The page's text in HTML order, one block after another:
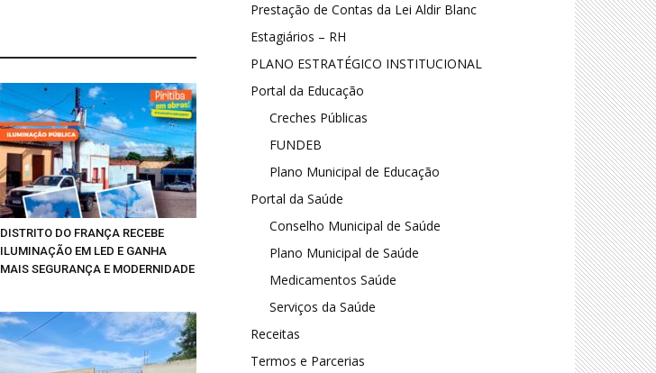
DISTRITO DO FRANÇA RECEBE
ILUMINAÇÃO EM LED E GANHA
MAIS SEGURANÇA E MODERNIDADE
Prestação de Contas da Lei Aldir Blanc
Estagiários – RH
PLANO ESTRATÉGICO INSTITUCIONAL
Portal da Educação
Creches Públicas
FUNDEB
Plano Municipal de Educação
Portal da Saúde
Conselho Municipal de Saúde
Plano Municipal de Saúde
Medicamentos Saúde
Serviços da Saúde
Receitas
Termos e Parcerias